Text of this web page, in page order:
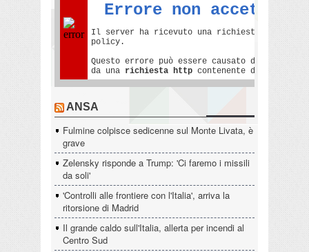
ANSA
Fulmine colpisce sedicenne sul Monte Livata, è
grave
Zelensky risponde a Trump: 'Ci faremo i missili
da soli'
'Controlli alle frontiere con l'Italia', arriva la
ritorsione di Madrid
Il grande caldo sull'Italia, allerta per incendi al
Centro Sud